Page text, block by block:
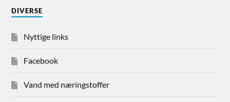
DIVERSE
Nyttige links
Facebook
Vand med næringstoffer